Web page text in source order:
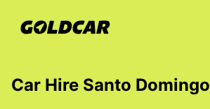
Car Hire Santo Domingo